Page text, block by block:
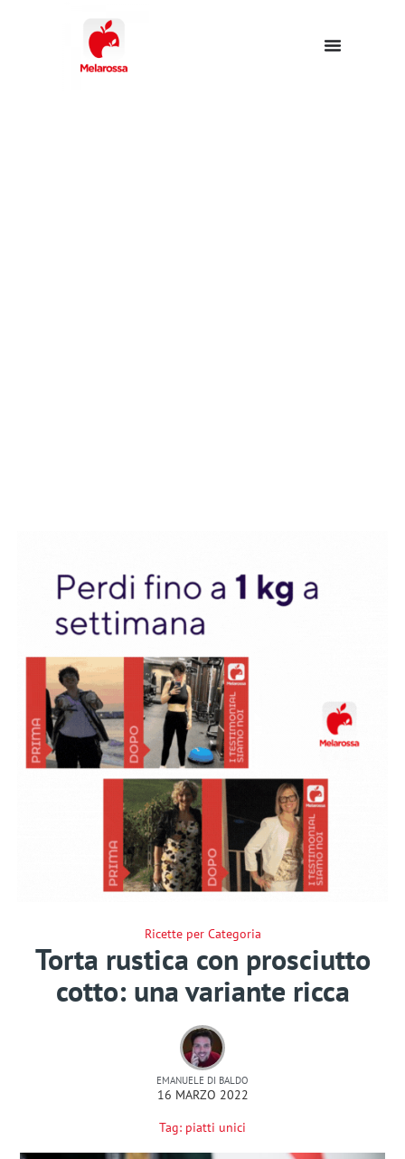
Ricette per Categoria
Torta rustica con prosciutto
cotto: una variante ricca
EMANUELE DI BALDO
16 MARZO 2022
Tag: piatti unici